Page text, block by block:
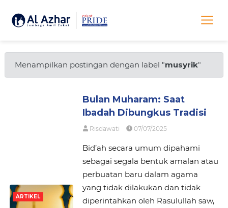
Menampilkan postingan dengan label "musyrik"
ARTIKEL
Bulan Muharam: Saat
Ibadah Dibungkus Tradisi
Risdawati 07/07/2025
Bid’ah secara umum dipahami
sebagai segala bentuk amalan atau
perbuatan baru dalam agama
yang tidak dilakukan dan tidak
diperintahkan oleh Rasulullah saw,